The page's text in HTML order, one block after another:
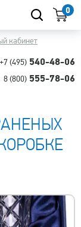
0
кабинет
+7 (495) 540-48-06
8 (800) 555-78-06